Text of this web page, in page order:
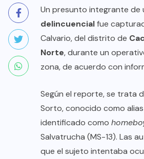
Un presunto integrante de
delincuencialfue
Calvario, del distrito de
Norte, durante un
zona, de acuerdo con
Según el reporte, se trata
Sorto, conocido como alias
identificado como
Salvatrucha (MS-13). Las
que el sujeto intentaba